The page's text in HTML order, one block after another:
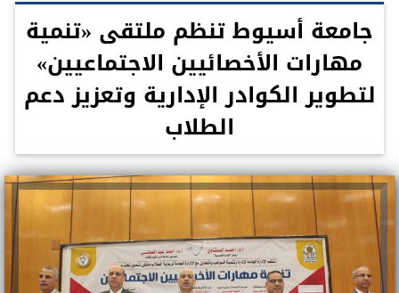
جامعة أسيوط تنظم ملتقى «تنمية
مهارات الأخصائيين الاجتماعيين»
لتطوير الكوادر الإدارية وتعزيز دعم
الطلاب